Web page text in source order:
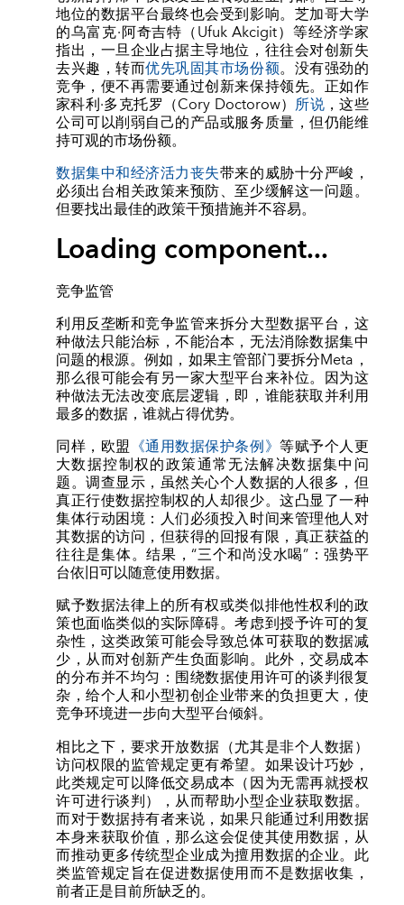
地位的数据平台最终也会受到影响。芝加哥大学
的乌富克·阿奇吉特（Ufuk Akcigit）等经济学家
指出，一旦企业占据主导地位，往往会对创新失
去兴趣，转而优先巩固其市场份额。没有强劲的
竞争，便不再需要通过创新来保持领先。正如作
家科利·多克托罗（Cory Doctorow）所说 ，这些
公司可以削弱自己的产品或服务质量，但仍能维
持可观的市场份额。
数据集中和经济活力丧失带来的威胁十分严峻，
必须出台相关政策来预防、至少缓解这一问题。
但要找出最佳的政策干预措施并不容易。
Loading component...
竞争监管
利用反垄断和竞争监管来拆分大型数据平台，这
种做法只能治标，不能治本，无法消除数据集中
问题的根源。例如，如果主管部门要拆分Meta，
那么很可能会有另一家大型平台来补位。因为这
种做法无法改变底层逻辑，即，谁能获取并利用
最多的数据，谁就占得优势。
同样，欧盟 《通用数据保护条例》等赋予个人更
大数据控制权的政策通常无法解决数据集中问
题。调查显示，虽然关心个人数据的人很多，但
真正行使数据控制权的人却很少。这凸显了一种
集体行动困境：人们必须投入时间来管理他人对
其数据的访问，但获得的回报有限，真正获益的
往往是集体。结果，“三个和尚没水喝”：强势平
台依旧可以随意使用数据。
赋予数据法律上的所有权或类似排他性权利的政
策也面临类似的实际障碍。考虑到授予许可的复
杂性，这类政策可能会导致总体可获取的数据减
少，从而对创新产生负面影响。此外，交易成本
的分布并不均匀：围绕数据使用许可的谈判很复
杂，给个人和小型初创企业带来的负担更大，使
竞争环境进一步向大型平台倾斜。
相比之下，要求开放数据（尤其是非个人数据）
访问权限的监管规定更有希望。如果设计巧妙，
此类规定可以降低交易成本（因为无需再就授权
许可进行谈判），从而帮助小型企业获取数据。
而对于数据持有者来说，如果只能通过利用数据
本身来获取价值，那么这会促使其使用数据，从
而推动更多传统型企业成为擅用数据的企业。此
类监管规定旨在促进数据使用而不是数据收集，
前者正是目前所缺乏的。